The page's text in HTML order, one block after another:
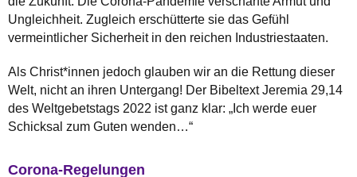
Ungleichheit. Zugleich erschütterte sie das Gefühl
vermeintlicher Sicherheit in den reichen Industriestaaten.
Als Christ*innen jedoch glauben wir an die Rettung dieser
Welt, nicht an ihren Untergang! Der Bibeltext Jeremia 29,14
des Weltgebetstags 2022 ist ganz klar: „Ich werde euer
Schicksal zum Guten wenden…“
Corona-Regelungen